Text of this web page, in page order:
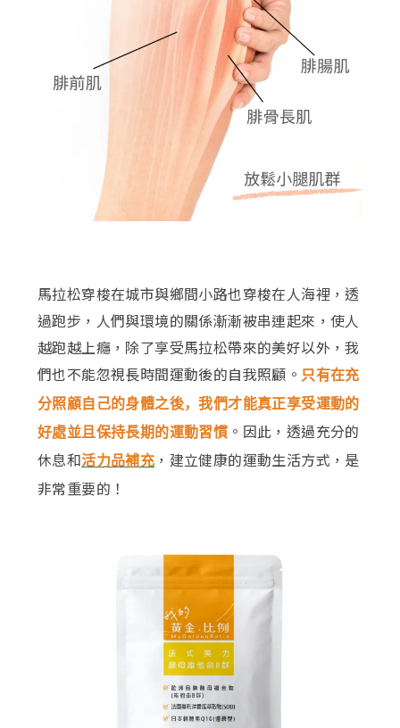
馬拉松穿梭在城市與鄉間小路也穿梭在人海裡，透
過跑步，人們與環境的關係漸漸被串連起來，使人
越跑越上癮，除了享受馬拉松帶來的美好以外，我
們也不能忽視長時間運動後的自我照顧。 只有在充
分照顧自己的身體之後，我們才能真正享受運動的
好處並且保持長期的運動習慣 。因此，透過充分的
休息和活力品補充 ，建立健康的運動生活方式，是
非常重要的！